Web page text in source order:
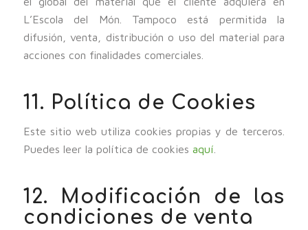
L’Escola del Món. Tampoco está permitida la
difusión, venta, distribución o uso del material para
acciones con finalidades comerciales.
11. Política de Cookies
Este sitio web utiliza cookies propias y de terceros.
Puedes leer la política de cookies aquí
12. Modificación de las
condiciones de venta